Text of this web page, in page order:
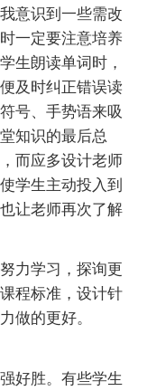
意识到一些需改
一定要注意培养
生朗读单词时，
及时纠正错误读
号、手势语来吸
知识的最后总
而应多设计老师
学生主动投入到
让老师再次了解
力学习，探询更
程标准，设计针
做的更好。
好胜。有些学生